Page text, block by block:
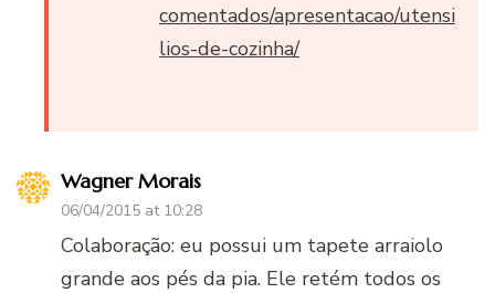
comentados/apresentacao/utensi
lios-de-cozinha/
Wagner Morais
06/04/2015 at 10:28
Colaboração: eu possui um tapete arraiolo
grande aos pés da pia. Ele retém todos os